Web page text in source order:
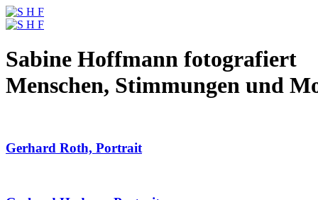
Sabine Hoffmann fotografiert
Menschen, Stimmungen und
Gerhard Roth, Portrait